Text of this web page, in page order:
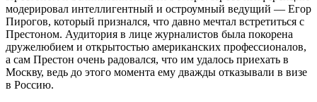
модерировал интеллигентный и остроумный ведущий — Егор
Пирогов, который признался, что давно мечтал встретиться с
Престоном. Аудитория в лице журналистов была покорена
дружелюбием и открытостью американских профессионалов,
а сам Престон очень радовался, что им удалось приехать в
Москву, ведь до этого момента ему дважды отказывали в визе
в Россию.